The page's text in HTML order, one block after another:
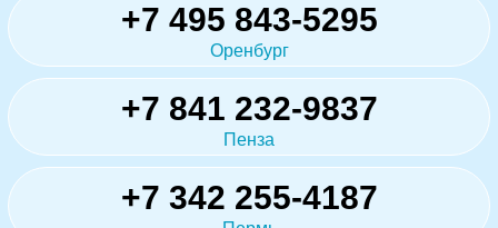
+7 495 843-5295
Оренбург
+7 841 232-9837
Пенза
+7 342 255-4187